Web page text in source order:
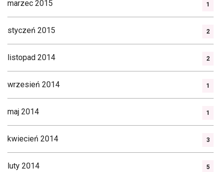
marzec 2015 1
styczeń 2015 2
listopad 2014 2
wrzesień 2014 1
maj 2014 1
kwiecień 2014 3
luty 2014 5